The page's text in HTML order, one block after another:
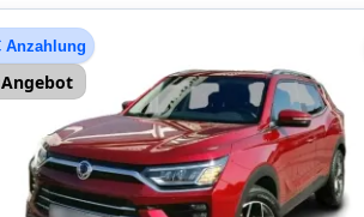
Anzahlung
Angebot